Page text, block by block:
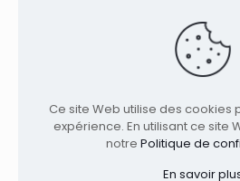
d'Ostéopathie &
Montréal | . Tous droits
trouver
Profil Services
Ce site Web utilise des cookies
expérience. En utilisant ce site
notre Politique de
En savoir